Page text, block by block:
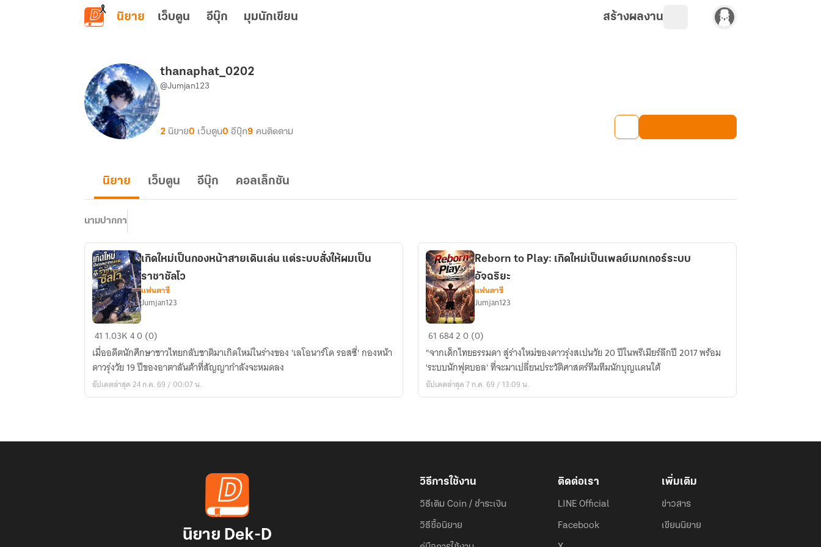
ข้ามไปยังเนื้อหาหลัก
นิยาย เว็บตูน อีบุ๊ก มุมนักเขียน สร้างผลงาน
thanaphat_0202
@Jumjan123
2 นิยาย0 เว็บตูน0 อีบุ๊ก9 คนติดตาม
นิยาย เว็บตูน อีบุ๊ก คอลเล็กชัน
นามปากกา
เกิด
ใหม่
เป็นก
อง
หน้า
เกิดใหม่เป็นกองหน้าสายเดินเล่น แต่ระบบสั่งให้ผมเป็น
ราชาซัลโว
แฟนตาซี
Jumjan123
41 1.03K40 (0)
​เมื่ออดีตนักศึกษาชาวไทยกลับชาติมาเกิดใหม่ในร่างของ 'เลโอนาร์โด รอสซี่' กองหน้า
ดาวรุ่งวัย 19 ปีของอาตาลันต้าที่สัญญากำลังจะหมดลง
อัปเดตล่าสุด 24 ก.ค. 69 / 00:07 น.
Reborn
Play:
เกิด
ใหม่
เกอร์
อัจฉริยะ
Reborn to Play: เกิดใหม่เป็นเพลย์เมกเกอร์ระบบ
อัจฉริยะ
แฟนตาซี
Jumjan123
6168420 (0)
​"จากเด็กไทยธรรมดา สู่ร่างใหม่ของดาวรุ่งสเปนวัย 20 ปีในพรีเมียร์ลีกปี 2017 พร้อม
'ระบบนักฟุตบอล' ที่จะมาเปลี่ยนประวัติศาสตร์ทีมทีมนักบุญแดนใต้
อัปเดตล่าสุด 7 ก.ค. 69 / 13:09 น.
นิยาย Dek-D
วิธีการใช้งาน
วิธีเติม Coin / ชำระเงิน
วิธีซื้อนิยาย
ติดต่อเรา
LINE Official
Facebook
เพิ่มเติม
ข่าวสาร
เขียนนิยาย